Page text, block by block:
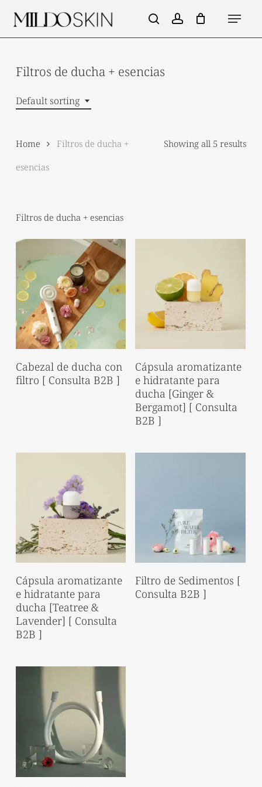
main
searchaccount
Menu
Filtros de ducha + esencias
Default sorting
Showing all 5 results
Home
Filtros de ducha +
esencias
Filtros de ducha + esencias
Read More
Cabezal de ducha con
filtro [ Consulta B2B ]
Cápsula aromatizante
e hidratante para
ducha [Ginger &
Bergamot] [ Consulta
B2B ]
Cápsula aromatizante
e hidratante para
ducha [Teatree &
Lavender] [ Consulta
B2B ]
Read More
Filtro de Sedimentos [
Consulta B2B ]